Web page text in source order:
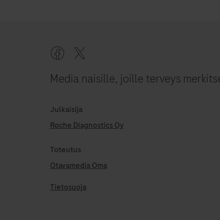
Media naisille, joille terveys
Julkaisija
Roche Diagnostics Oy
Toteutus
Otavamedia Oma
Tietosuoja